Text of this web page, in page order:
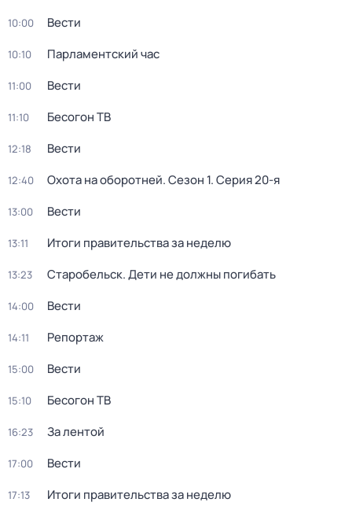
10:00 Вести
10:10 Парламентский час
11:00 Вести
11:10 Бесогон ТВ
12:18 Вести
12:40 Охота на оборотней. Сезон 1. Серия 20-я
13:00 Вести
13:11 Итоги правительства за неделю
13:23 Старобельск. Дети не должны погибать
14:00 Вести
14:11 Репортаж
15:00 Вести
15:10 Бесогон ТВ
16:23 За лентой
17:00 Вести
17:13 Итоги правительства за неделю